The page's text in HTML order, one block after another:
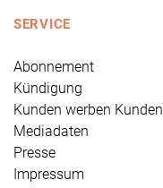
SERVICE
Abonnement
Kündigung
Kunden werben Kunden
Mediadaten
Presse
Impressum